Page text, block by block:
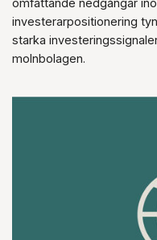
investerarpositionering
starka
molnbolagen.